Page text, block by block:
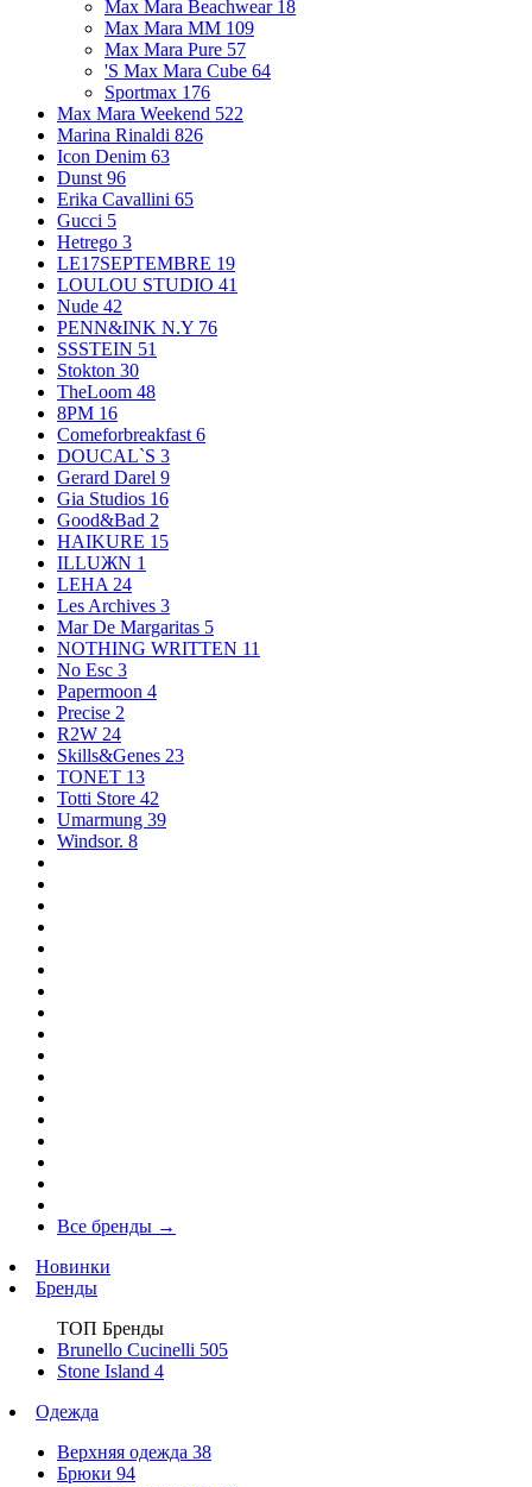
Max Mara Beachwear 18
Max Mara MM 109
Max Mara Pure 57
'S Max Mara Cube 64
Sportmax 176
Max Mara Weekend 522
Marina Rinaldi 826
Icon Denim 63
Dunst 96
Erika Cavallini 65
Gucci 5
Hetrego 3
LE17SEPTEMBRE 19
LOULOU STUDIO 41
Nude 42
PENN&INK N.Y 76
SSSTEIN 51
Stokton 30
TheLoom 48
8PM 16
Comeforbreakfast 6
DOUCAL`S 3
Gerard Darel 9
Gia Studios 16
Good&Bad 2
HAIKURE 15
ILLUЖN 1
LEHA 24
Les Archives 3
Mar De Margaritas 5
NOTHING WRITTEN 11
No Esc 3
Papermoon 4
Precise 2
R2W 24
Skills&Genes 23
TONET 13
Totti Store 42
Umarmung 39
Windsor. 8
Все бренды →
Новинки
Бренды
ТОП Бренды
Brunello Cucinelli 505
Stone Island 4
Одежда
Верхняя одежда 38
Брюки 94